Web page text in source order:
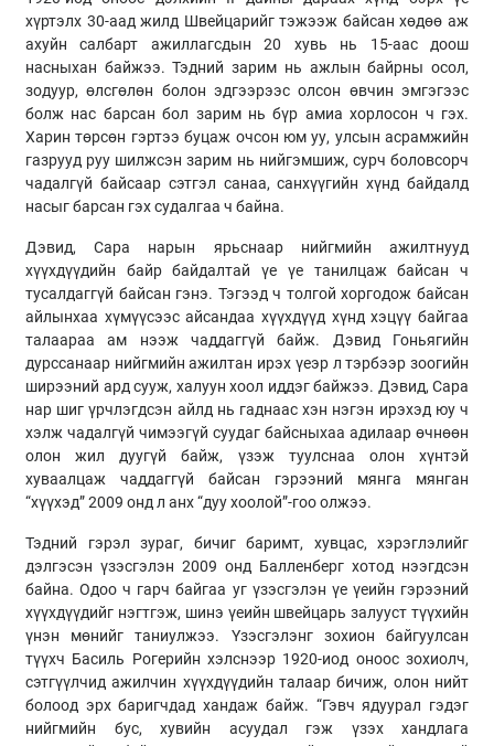
хүртэлх 30-аад жилд Швейцарийг тэжээж байсан хөдөө аж
ахуйн салбарт ажиллагсдын 20 хувь нь 15-аас доош
насныхан байжээ. Тэдний зарим нь ажлын байрны осол,
зодуур, өлсгөлөн болон эдгээрээс олсон өвчин эмгэгээс
болж нас барсан бол зарим нь бүр амиа хорлосон ч гэх.
Харин төрсөн гэртээ буцаж очсон юм уу, улсын асрамжийн
газрууд руу шилжсэн зарим нь нийгэмшиж, сурч боловсорч
чадалгүй байсаар сэтгэл санаа, санхүүгийн хүнд байдалд
насыг барсан гэх судалгаа ч байна.
Дэвид, Сара нарын ярьснаар нийгмийн ажилтнууд
хүүхдүүдийн байр байдалтай үе үе танилцаж байсан ч
тусалдаггүй байсан гэнэ. Тэгээд ч толгой хоргодож байсан
айлынхаа хүмүүсээс айсандаа хүүхдүүд хүнд хэцүү байгаа
талаараа ам нээж чаддаггүй байж. Дэвид Гоньягийн
дурссанаар нийгмийн ажилтан ирэх үеэр л тэрбээр зоогийн
ширээний ард сууж, халуун хоол иддэг байжээ. Дэвид, Сара
нар шиг үрчлэгдсэн айлд нь гаднаас хэн нэгэн ирэхэд юу ч
хэлж чадалгүй чимээгүй суудаг байсныхаа адилаар өчнөөн
олон жил дуугүй байж, үзэж туулснаа олон хүнтэй
хуваалцаж чаддаггүй байсан гэрээний мянга мянган
“хүүхэд” 2009 онд л анх “дуу хоолой”-гоо олжээ.
Тэдний гэрэл зураг, бичиг баримт, хувцас, хэрэглэлийг
дэлгэсэн үзэсгэлэн 2009 онд Балленберг хотод нээгдсэн
байна. Одоо ч гарч байгаа уг үзэсгэлэн үе үеийн гэрээний
хүүхдүүдийг нэгтгэж, шинэ үеийн швейцарь залууст түүхийн
үнэн мөнийг таниулжээ. Үзэсгэлэнг зохион байгуулсан
түүхч Басиль Рогерийн хэлснээр 1920-иод оноос зохиолч,
сэтгүүлчид ажилчин хүүхдүүдийн талаар бичиж, олон нийт
болоод эрх баригчдад хандаж байж. “Гэвч ядуурал гэдэг
нийгмийн бус, хувийн асуудал гэж үзэх хандлага